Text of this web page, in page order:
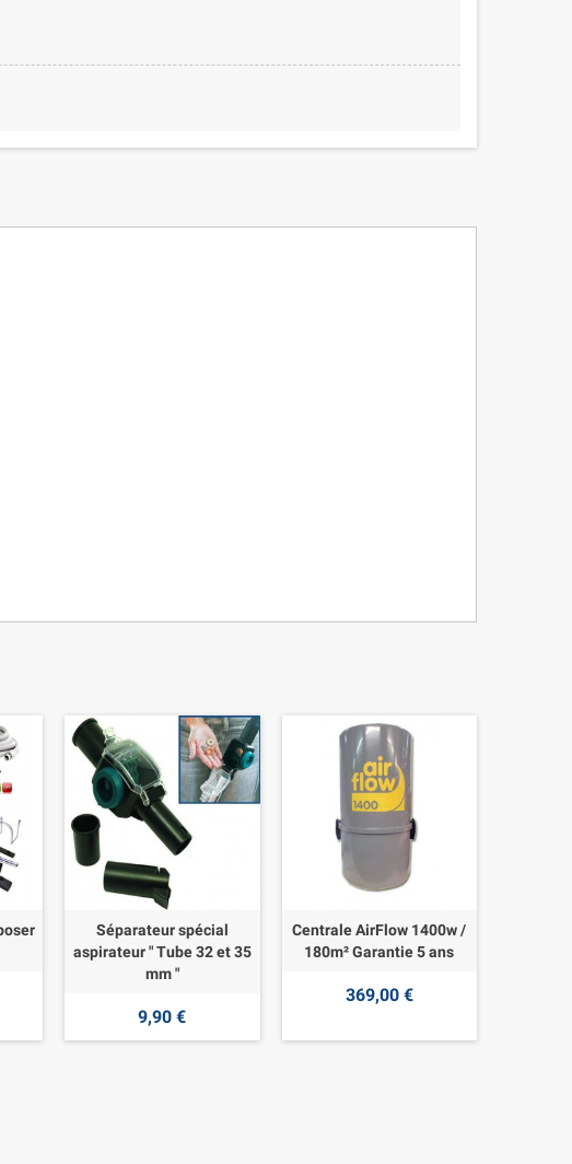
Séparateur spécial
aspirateur " Tube 32 et 35
mm "
9,90 €
Centrale AirFlow 1400w /
180m² Garantie 5 ans
369,00 €